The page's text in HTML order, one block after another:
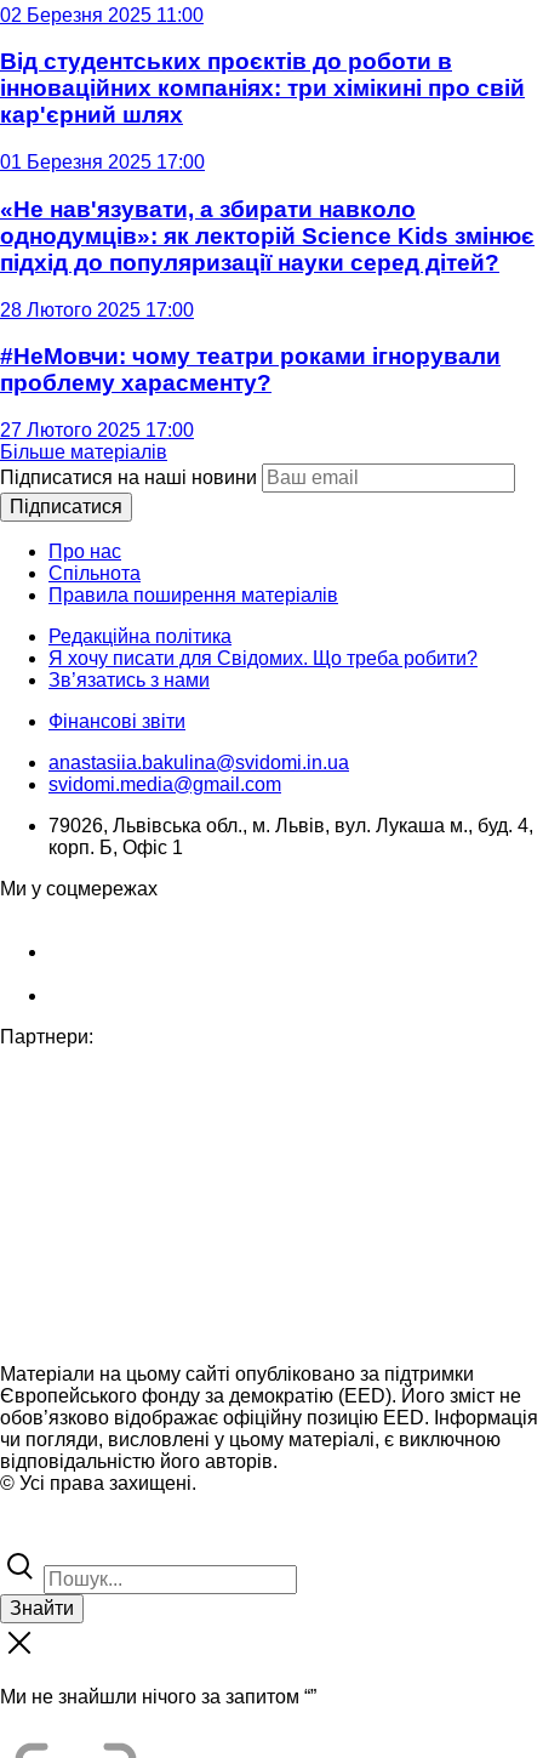
02 Березня 2025 11:00
Від студентських проєктів до роботи в
інноваційних компаніях: три хімікині про свій
кар'єрний шлях
01 Березня 2025 17:00
«Не нав'язувати, а збирати навколо
однодумців»: як лекторій Science Kids змінює
підхід до популяризації науки серед дітей?
28 Лютого 2025 17:00
#НеМовчи: чому театри роками ігнорували
проблему харасменту?
27 Лютого 2025 17:00
Більше матеріалів
Підписатися на наші новини
Підписатися
Про нас
Спільнота
Правила поширення матеріалів
Редакційна політика
Я хочу писати для Свідомих. Що треба робити?
Зв’язатись з нами
Фінансові звіти
anastasiia.bakulina@svidomi.in.ua
svidomi.media@gmail.com
79026, Львівська обл., м. Львів, вул. Лукаша м., буд. 4,
корп. Б, Офіс 1
Ми у соцмережах
Партнери:
Матеріали на цьому сайті опубліковано за підтримки
Європейського фонду за демократію (EED). Його зміст не
обов’язково відображає офіційну позицію EED. Інформація
чи погляди, висловлені у цьому матеріалі, є виключною
відповідальністю його авторів.
© Усі права захищені.
Знайти
Ми не знайшли нічого за запитом “”